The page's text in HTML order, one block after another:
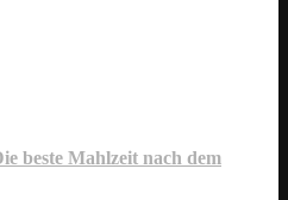
beste Mahlzeit nach dem